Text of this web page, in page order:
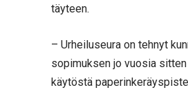
täyteen.
– Urheiluseura on tehnyt
sopimuksen jo vuosia
käytöstä